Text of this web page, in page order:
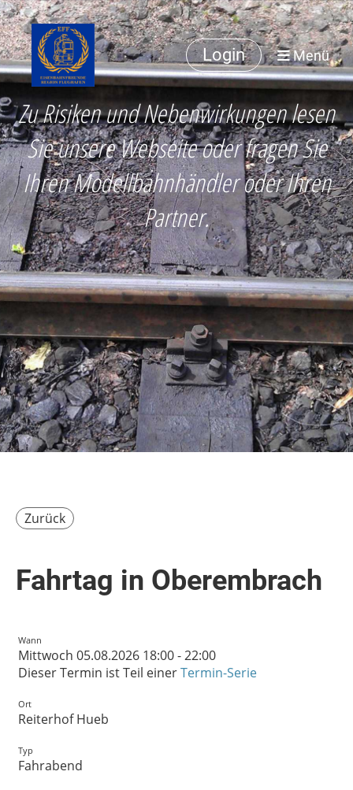
Login Menü
Zu Risiken und Nebenwirkungen lesen
Sie unsere Webseite oder fragen Sie
Ihren Modellbahnhändler oder Ihren
Partner.
Zurück
Fahrtag in Oberembrach
Wann
Mittwoch 05.08.2026 18:00 - 22:00
Dieser Termin ist Teil einerTermin-Serie
Ort
Reiterhof Hueb
Typ
Fahrabend